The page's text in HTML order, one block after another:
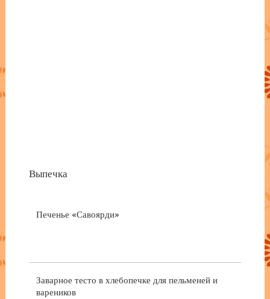
Выпечка
Печенье «Савоярди»
Заварное тесто в хлебопечке для пельменей и
вареников